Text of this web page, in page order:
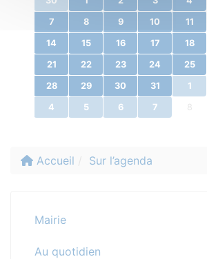
7 8 9 10 11
14 15 16 17 18
21 22 23 24 25
28 29 30 31 1
4 5 6 7 8
Accueil Sur l’agenda
Mairie
Au quotidien